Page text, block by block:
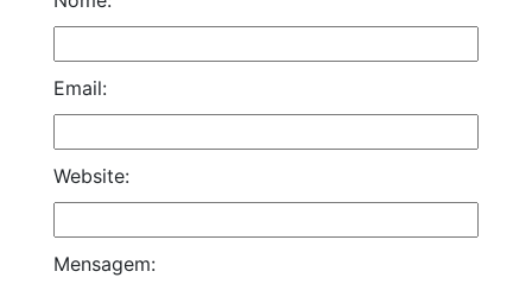
Email:
Website:
Mensagem: